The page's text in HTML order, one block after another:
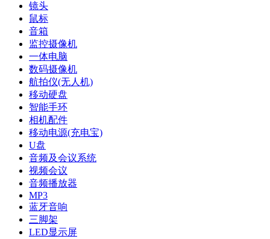
镜头
鼠标
音箱
监控摄像机
一体电脑
数码摄像机
航拍仪(无人机)
移动硬盘
智能手环
相机配件
移动电源(充电宝)
U盘
音频及会议系统
视频会议
音频播放器
MP3
蓝牙音响
三脚架
LED显示屏